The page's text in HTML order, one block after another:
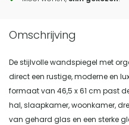
De stijlvolle wandspiegel met
direct een rustige, moderne en
formaat van 46,5 x 61 cm past
hal, slaapkamer, woonkamer,
van gehard glas en een sterke